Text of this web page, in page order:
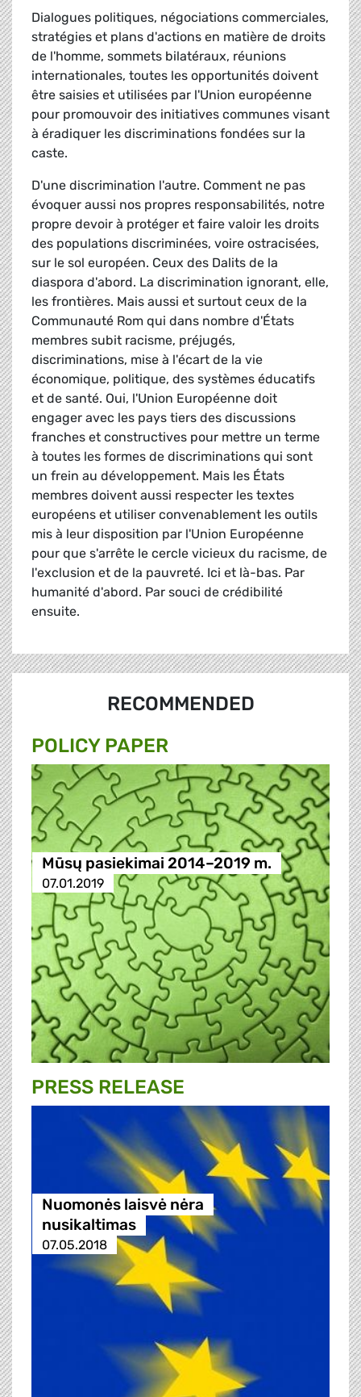
Dialogues politiques, négociations commerciales,
stratégies et plans d'actions en matière de droits
de l'homme, sommets bilatéraux, réunions
internationales, toutes les opportunités doivent
être saisies et utilisées par l'Union européenne
pour promouvoir des initiatives communes visant
à éradiquer les discriminations fondées sur la
caste.
D'une discrimination l'autre. Comment ne pas
évoquer aussi nos propres responsabilités, notre
propre devoir à protéger et faire valoir les droits
des populations discriminées, voire ostracisées,
sur le sol européen. Ceux des Dalits de la
diaspora d'abord. La discrimination ignorant, elle,
les frontières. Mais aussi et surtout ceux de la
Communauté Rom qui dans nombre d'États
membres subit racisme, préjugés,
discriminations, mise à l'écart de la vie
économique, politique, des systèmes éducatifs
et de santé. Oui, l'Union Européenne doit
engager avec les pays tiers des discussions
franches et constructives pour mettre un terme
à toutes les formes de discriminations qui sont
un frein au développement. Mais les États
membres doivent aussi respecter les textes
européens et utiliser convenablement les outils
mis à leur disposition par l'Union Européenne
pour que s'arrête le cercle vicieux du racisme, de
l'exclusion et de la pauvreté. Ici et là-bas. Par
humanité d'abord. Par souci de crédibilité
ensuite.
RECOMMENDED
POLICY PAPER
Mūsų pasiekimai 2014–2019 m.
07.01.2019
PRESS RELEASE
Nuomonės laisvė nėra
nusikaltimas
07.05.2018